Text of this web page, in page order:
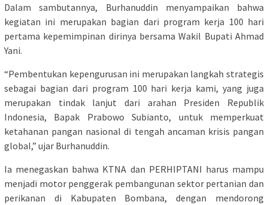
Dalam sambutannya, Burhanuddin menyampaikan bahwa
kegiatan ini merupakan bagian dari program kerja 100 hari
pertama kepemimpinan dirinya bersama Wakil Bupati Ahmad
Yani.
“Pembentukan kepengurusan ini merupakan langkah strategis
sebagai bagian dari program 100 hari kerja kami, yang juga
merupakan tindak lanjut dari arahan Presiden Republik
Indonesia, Bapak Prabowo Subianto, untuk memperkuat
ketahanan pangan nasional di tengah ancaman krisis pangan
global,” ujar Burhanuddin.
Ia menegaskan bahwa KTNA dan PERHIPTANI harus mampu
menjadi motor penggerak pembangunan sektor pertanian dan
perikanan di Kabupaten Bombana, dengan mendorong